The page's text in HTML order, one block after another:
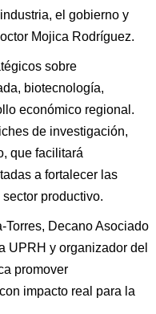
el gobierno y
Mojica Rodríguez.
sobre
biotecnología,
económico regional.
de investigación,
que facilitará
a fortalecer las
productivo.
Torres, Decano Asociado
UPRH y organizador del
promover
impacto real para la